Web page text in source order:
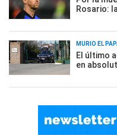
Rosario:
MURIÓ EL
El último
en